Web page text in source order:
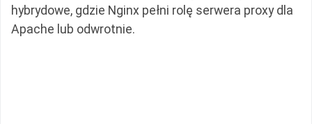
hybrydowe, gdzie Nginx pełni rolę serwera proxy dla
Apache lub odwrotnie.